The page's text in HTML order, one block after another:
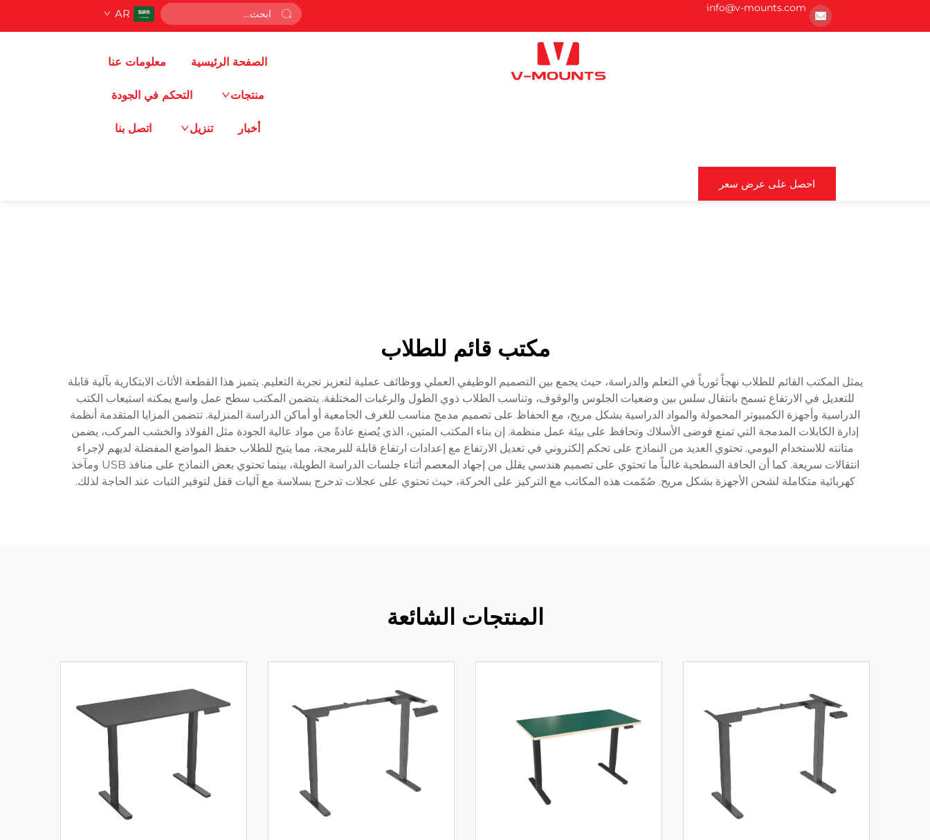
info@v-mounts.com
AR
الصفحة الرئيسية معلومات عنا
منتجات التحكم في الجودة
أخبار تنزيل اتصل بنا
احصل على عرض سعر
مكتب قائم للطلاب
يمثل المكتب القائم للطلاب نهجاً ثورياً في التعلم والدراسة، حيث يجمع بين التصميم الوظيفي العملي ووظائف عملية لتعزيز تجربة التعليم. يتميز هذا القطعة الأثاث الابتكارية بآلية قابلة
للتعديل في الارتفاع تسمح بانتقال سلس بين وضعيات الجلوس والوقوف، وتناسب الطلاب ذوي الطول والرغبات المختلفة. يتضمن المكتب سطح عمل واسع يمكنه استيعاب الكتب
الدراسية وأجهزة الكمبيوتر المحمولة والمواد الدراسية بشكل مريح، مع الحفاظ على تصميم مدمج مناسب للغرف الجامعية أو أماكن الدراسة المنزلية. تتضمن المزايا المتقدمة أنظمة
إدارة الكابلات المدمجة التي تمنع فوضى الأسلاك وتحافظ على بيئة عمل منظمة. إن بناء المكتب المتين، الذي يُصنع عادةً من مواد عالية الجودة مثل الفولاذ والخشب المركب، يضمن
متانته للاستخدام اليومي. تحتوي العديد من النماذج على تحكم إلكتروني في تعديل الارتفاع مع إعدادات ارتفاع قابلة للبرمجة، مما يتيح للطلاب حفظ المواضع المفضلة لديهم لإجراء
انتقالات سريعة. كما أن الحافة السطحية غالباً ما تحتوي على تصميم هندسي يقلل من إجهاد المعصم أثناء جلسات الدراسة الطويلة، بينما تحتوي بعض النماذج على منافذ USB ومآخذ
كهربائية متكاملة لشحن الأجهزة بشكل مريح. صُمّمت هذه المكاتب مع التركيز على الحركة، حيث تحتوي على عجلات تدحرج بسلاسة مع آليات قفل لتوفير الثبات عند الحاجة لذلك.
المنتجات الشائعة